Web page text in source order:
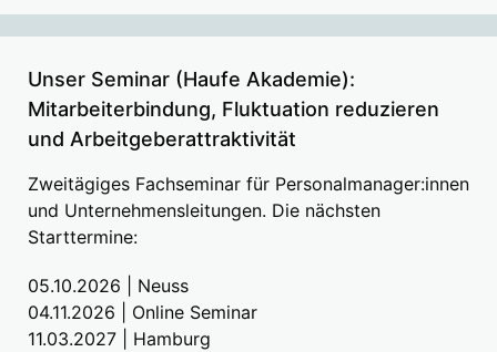
Unser Seminar (Haufe Akademie):
Mitarbeiterbindung, Fluktuation reduzieren
und Arbeitgeberattraktivität
Zweitägiges Fachseminar für Personalmanager:innen
und Unternehmensleitungen. Die nächsten
Starttermine:
05.10.2026 | Neuss
04.11.2026 | Online Seminar
11.03.2027 | Hamburg